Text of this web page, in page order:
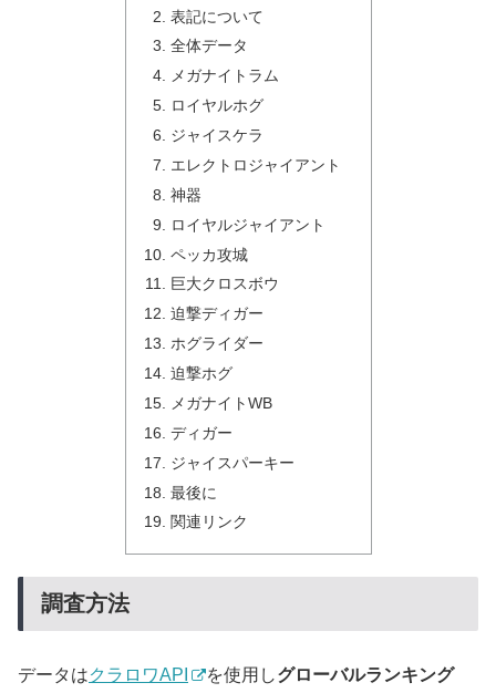
表記について
全体データ
メガナイトラム
ロイヤルホグ
ジャイスケラ
エレクトロジャイアント
神器
ロイヤルジャイアント
ペッカ攻城
巨大クロスボウ
迫撃ディガー
ホグライダー
迫撃ホグ
メガナイトWB
ディガー
ジャイスパーキー
最後に
関連リンク
調査方法
データはクラロワAPI を使用しグローバルランキング